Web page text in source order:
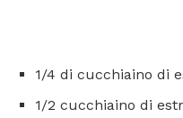
1/4 di cucchiaino di
1/2 cucchiaino di